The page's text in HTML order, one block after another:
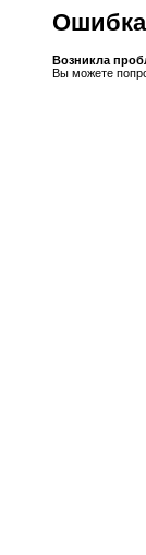
Ошибка
Возникла
Вы можете